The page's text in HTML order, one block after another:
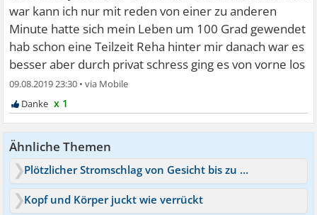
war kann ich nur mit reden von einer zu anderen
Minute hatte sich mein Leben um 100 Grad gewendet
hab schon eine Teilzeit Reha hinter mir danach war es
besser aber durch privat schress ging es von vorne los
09.08.2019 23:30 •
x 1
Ähnliche Themen
Plötzlicher Stromschlag von Gesicht bis zu Füßen
Kopf und Körper juckt wie verrückt